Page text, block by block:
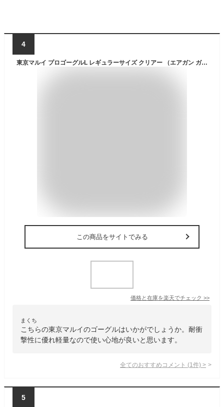
4
東京マルイ プロゴーグルL レギュラーサイズ クリアー （エアガン ガスガン 電動ガン ゴーグル サバゲー）
この商品をサイトでみる
価格と在庫を楽天でチェック >>
まくち
こちらの東京マルイのゴーグルはいかがでしょうか。耐衝
撃性に優れ軽量なので使い心地が良いと思います。
全てのおすすめコメント (1 件) >
5